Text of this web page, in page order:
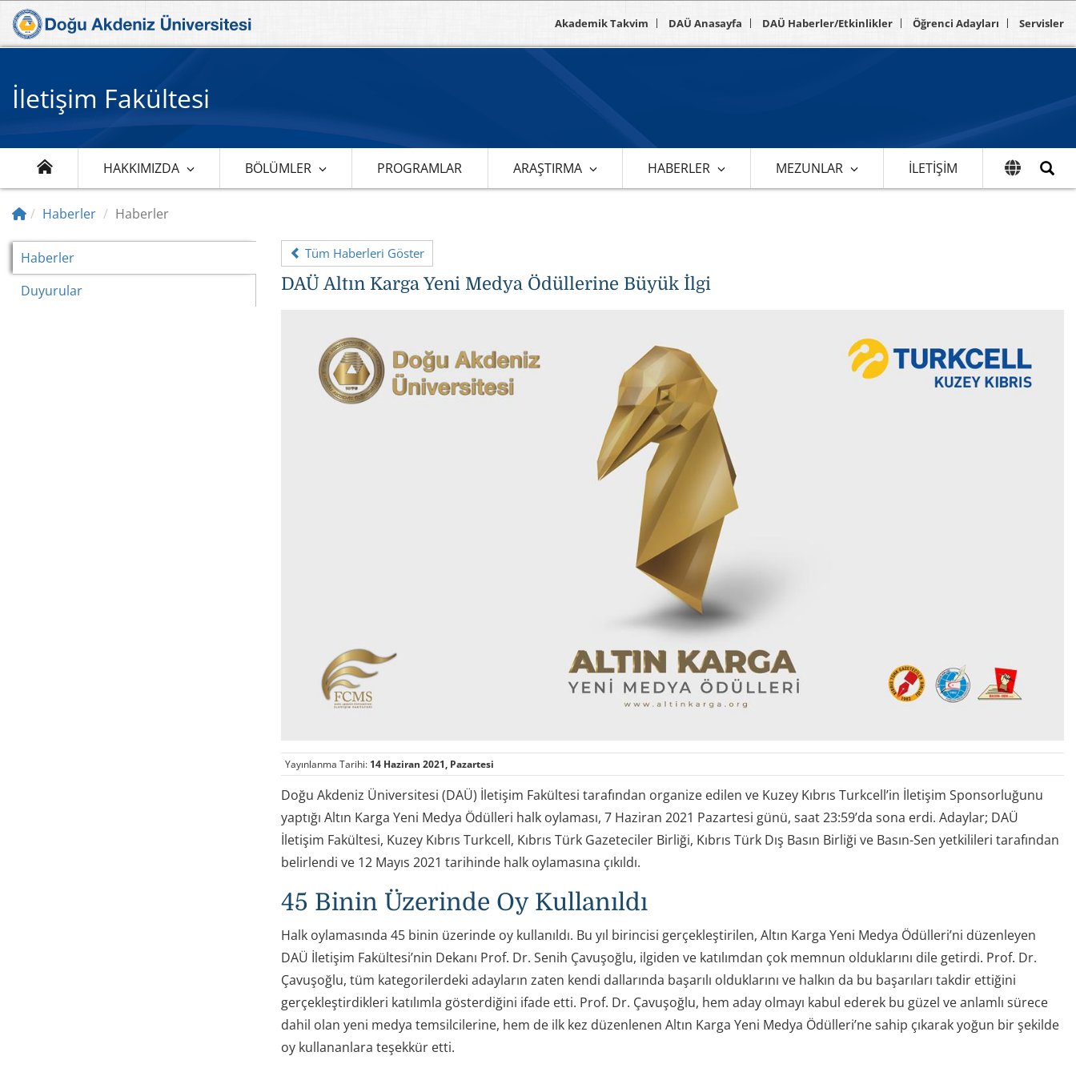
Akademik Takvim DAÜ Anasayfa DAÜ Haberler/Etkinlikler Öğrenci Adayları Servisler
İletişim Fakültesi
HAKKIMIZDA BÖLÜMLER PROGRAMLAR ARAŞTIRMA HABERLER MEZUNLAR İLETIŞIM
Haberler Haberler
Haberler
Duyurular
Tüm Haberleri Göster
DAÜ Altın Karga Yeni Medya Ödüllerine Büyük İlgi
Yayınlanma Tarihi: 14 Haziran 2021, Pazartesi
Doğu Akdeniz Üniversitesi (DAÜ) İletişim Fakültesi tarafından organize edilen ve Kuzey Kıbrıs Turkcell’in İletişim Sponsorluğunu
yaptığı Altın Karga Yeni Medya Ödülleri halk oylaması, 7 Haziran 2021 Pazartesi günü, saat 23:59’da sona erdi. Adaylar; DAÜ
İletişim Fakültesi, Kuzey Kıbrıs Turkcell, Kıbrıs Türk Gazeteciler Birliği, Kıbrıs Türk Dış Basın Birliği ve Basın-Sen yetkilileri tarafından
belirlendi ve 12 Mayıs 2021 tarihinde halk oylamasına çıkıldı.
45 Binin Üzerinde Oy Kullanıldı
Halk oylamasında 45 binin üzerinde oy kullanıldı. Bu yıl birincisi gerçekleştirilen, Altın Karga Yeni Medya Ödülleri’ni düzenleyen
DAÜ İletişim Fakültesi’nin Dekanı Prof. Dr. Senih Çavuşoğlu, ilgiden ve katılımdan çok memnun olduklarını dile getirdi. Prof. Dr.
Çavuşoğlu, tüm kategorilerdeki adayların zaten kendi dallarında başarılı olduklarını ve halkın da bu başarıları takdir ettiğini
gerçekleştirdikleri katılımla gösterdiğini ifade etti. Prof. Dr. Çavuşoğlu, hem aday olmayı kabul ederek bu güzel ve anlamlı sürece
dahil olan yeni medya temsilcilerine, hem de ilk kez düzenlenen Altın Karga Yeni Medya Ödülleri’ne sahip çıkarak yoğun bir şekilde
oy kullananlara teşekkür etti.